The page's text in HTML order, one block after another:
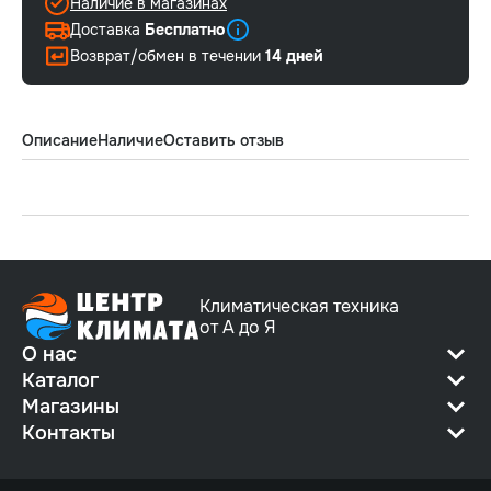
Доставка Бесплатно
Возврат/обмен в течении 14 дней
ОписаниеНаличиеОставить отзыв
Климатическая техника
от А до Я
О нас
Каталог
Магазины
Контакты